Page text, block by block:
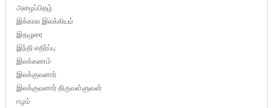
அழைப்பிதழ்
இக்கால இலக்கியம்
இதழுரை
இந்தி எதிர்ப்பு
இலக்கணம்
இலக்குவனார்
இலக்குவனார் திருவள்ளுவன்
ஈழம்